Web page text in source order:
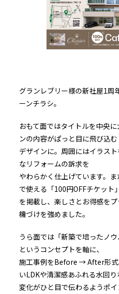
グランレブリー様の新社屋1周
ーンチラシ。
おもて面ではタイトルを中央
ンの内容がぱっと目に飛び込む
デザインに。周囲にはイラス
なリフォームの訴求を
やわらかく仕上げています。
で使える「100円OFFチケット」
を掲載し、楽しさとお得感を
機づけを強めました。
うら面では「新築で培ったノ
というコンセプトを軸に、
施工事例をBefore → After形式
いLDKや清潔感あふれる水回り
変化がひと目で伝わるようポ